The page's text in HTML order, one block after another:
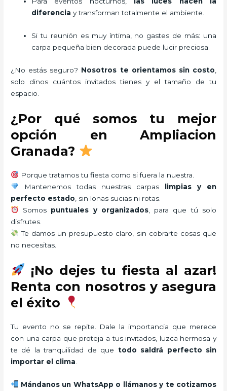
diferencia y transforman totalmente el ambiente.
Si tu reunión es muy íntima, no gastes de más: una
carpa pequeña bien decorada puede lucir preciosa.
¿No estás seguro? Nosotros te orientamos sin costo
solo dinos cuántos invitados tienes y el tamaño de tu
espacio.
¿Por qué somos tu mejor
opción en Ampliacion
Granada?
Porque tratamos tu fiesta como si fuera la nuestra.
Mantenemos todas nuestras carpas
limpias y en
perfecto estado , sin lonas sucias ni rotas.
Somos puntuales y organizados, para que tú solo
disfrutes.
Te damos un presupuesto claro, sin cobrarte cosas que
no necesitas.
¡No dejes tu fiesta al azar!
Renta con nosotros y asegura
el éxito
Tu evento no se repite. Dale la importancia que merece
con una carpa que proteja a tus invitados, luzca hermosa y
te dé la tranquilidad de que todo saldrá perfecto sin
importar el clima
Mándanos un WhatsApp o llámanos y te cotizamos